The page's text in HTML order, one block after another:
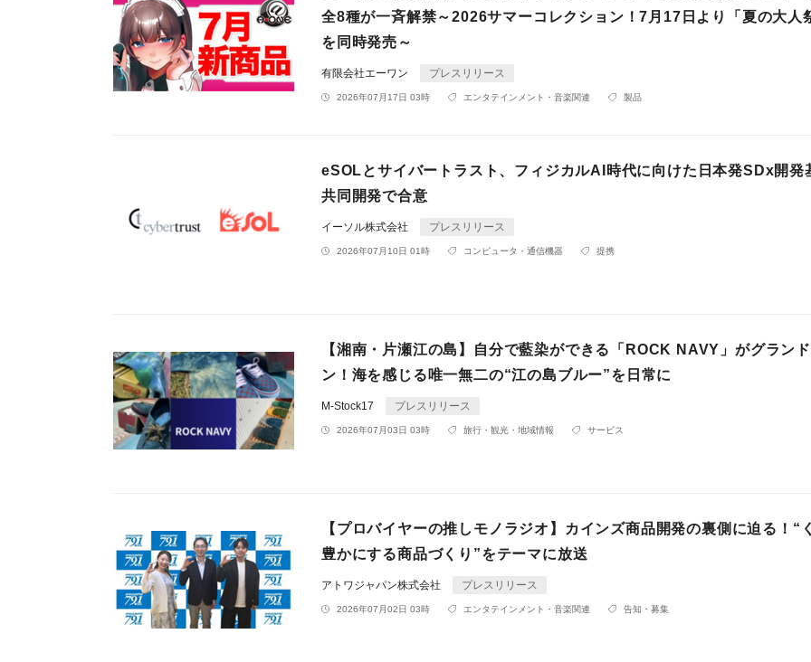
全8種が一斉解禁～2026サマーコレクション！7月17日より「夏の大人
を同時発売～
有限会社エーワン プレスリリース
2026年07月17日 03時 エンタテインメント・音楽関連 製品
eSOLとサイバートラスト、フィジカルAI時代に向けた日本発SDx開発
共同開発で合意
イーソル株式会社 プレスリリース
2026年07月10日 01時 コンピュータ・通信機器 提携
【湘南・片瀬江の島】自分で藍染ができる「ROCK NAVY」がグラン
ン！海を感じる唯一無二の“江の島ブルー”を日常に
M-Stock17 プレスリリース
2026年07月03日 03時 旅行・観光・地域情報 サービス
【プロバイヤーの推しモノラジオ】カインズ商品開発の裏側に迫る！“
豊かにする商品づくり”をテーマに放送
アトワジャパン株式会社 プレスリリース
2026年07月02日 03時 エンタテインメント・音楽関連 告知・募集